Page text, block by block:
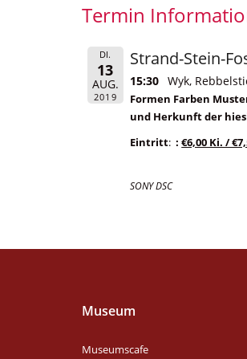
Termin
DI.
13
AUG.
2019
Strand-Stein-
15:30 Wyk,
Formen Farben
und Herkunft der
Eintritt::€6,00 Ki. /
SONY DSC
Museum
Museumscafe